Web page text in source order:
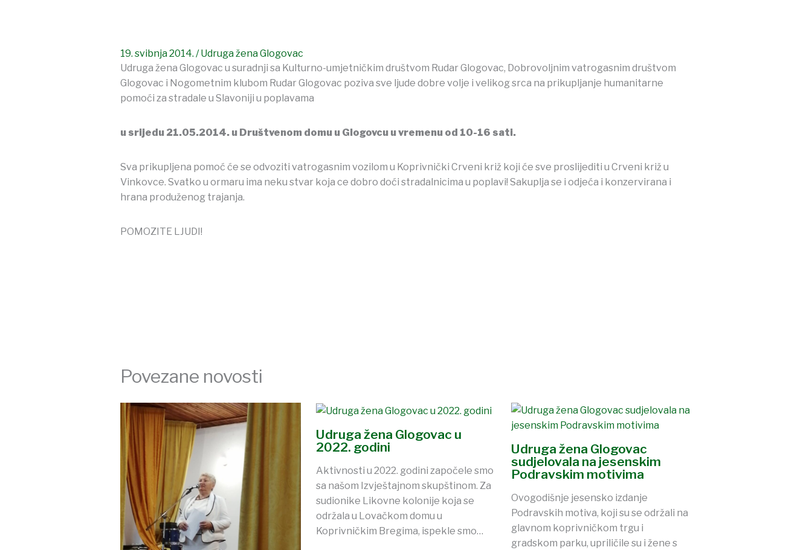
19. svibnja 2014. /Udruga žena Glogovac
Udruga žena Glogovac u suradnji sa Kulturno-umjetničkim društvom Rudar Glogovac, Dobrovoljnim vatrogasnim društvom
Glogovac i Nogometnim klubom Rudar Glogovac poziva sve ljude dobre volje i velikog srca na prikupljanje humanitarne
pomoći za stradale u Slavoniji u poplavama
u srijedu 21.05.2014. u Društvenom domu u Glogovcu u vremenu od 10-16 sati.
Sva prikupljena pomoć će se odvoziti vatrogasnim vozilom u Koprivnički Crveni križ koji će sve proslijediti u Crveni križ u
Vinkovce. Svatko u ormaru ima neku stvar koja ce dobro doći stradalnicima u poplavi! Sakuplja se i odjeća i konzervirana i
hrana produženog trajanja.
POMOZITE LJUDI!
Povezane novosti
Udruga žena Glogovac u
2022. godini
Aktivnosti u 2022. godini započele smo
sa našom Izvještajnom skupštinom. Za
sudionike Likovne kolonije koja se
održala u Lovačkom domu u
Koprivničkim Bregima, ispekle smo…
Udruga žena Glogovac
sudjelovala na jesenskim
Podravskim motivima
Ovogodišnje jesensko izdanje
Podravskih motiva, koji su se održali na
glavnom koprivničkom trgu i
gradskom parku, upriličile su i žene s